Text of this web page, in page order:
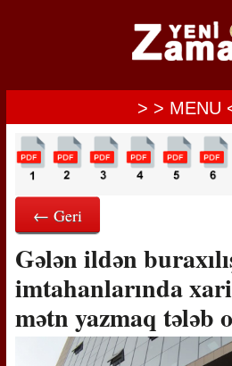
> > MENU
← Geri
Gələn ildən
imtahanlarında
mətn yazmaq tələb